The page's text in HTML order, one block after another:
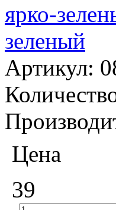
зеленый
Артикул:
Цена
39